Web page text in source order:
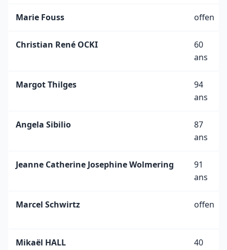
Marie Fouss offen
Christian René OCKI
60
ans
Margot Thilges
94
ans
Angela Sibilio
87
ans
Jeanne Catherine Josephine Wolmering
91
ans
Marcel Schwirtz offen
Mikaël HALL
40